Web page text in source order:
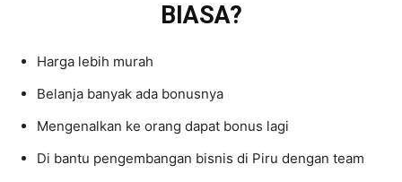
BIASA?
Harga lebih murah
Belanja banyak ada bonusnya
Mengenalkan ke orang dapat bonus lagi
Di bantu pengembangan bisnis di Piru dengan team